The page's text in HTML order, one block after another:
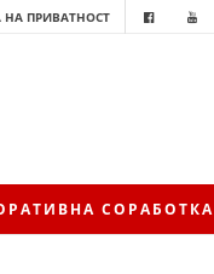
ПРИВАТНОСТ
СОРАБОТКА